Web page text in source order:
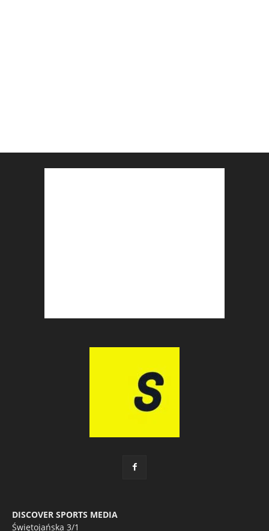
DISCOVER SPORTS MEDIA
Świętojańska 3/1